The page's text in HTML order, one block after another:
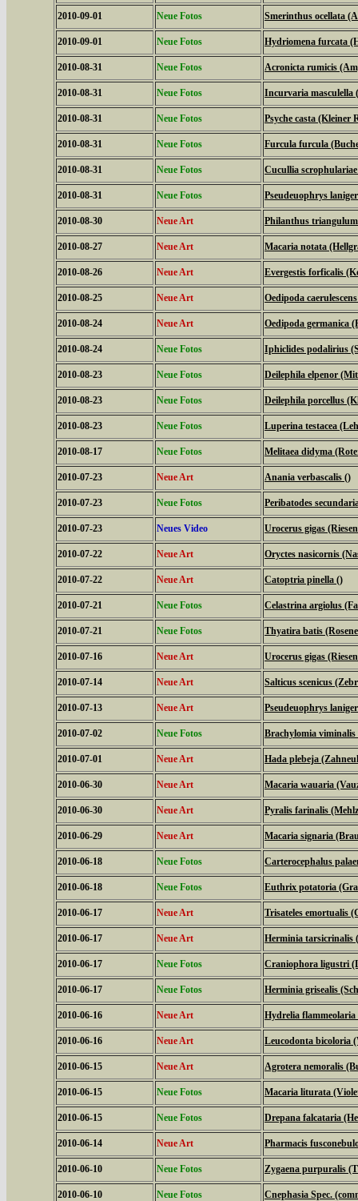
2010-09-01 Neue Fotos Smerinthus ocellata
2010-09-01 Neue Fotos Hydriomena furcata
2010-08-31 Neue Fotos Acronicta rumicis
2010-08-31 Neue Fotos Incurvaria masculella
2010-08-31 Neue Fotos Psyche casta (Kleiner
2010-08-31 Neue Fotos Furcula furcula
2010-08-31 Neue Fotos Cucullia
2010-08-31 Neue Fotos Pseudeuophrys
2010-08-30 Neue Art Philanthus
2010-08-27 Neue Art Macaria notata
2010-08-26 Neue Art Evergestis forficalis
2010-08-25 Neue Art Oedipoda
2010-08-24 Neue Art Oedipoda germanica
2010-08-24 Neue Fotos Iphiclides podalirius
2010-08-23 Neue Fotos Deilephila elpenor
2010-08-23 Neue Fotos Deilephila porcellus
2010-08-23 Neue Fotos Luperina testacea
2010-08-17 Neue Fotos Melitaea didyma
2010-07-23 Neue Art Anania verbascalis ()
2010-07-23 Neue Fotos Peribatodes
2010-07-23 Neues Video Urocerus gigas
2010-07-22 Neue Art Oryctes nasicornis
2010-07-22 Neue Art Catoptria pinella ()
2010-07-21 Neue Fotos Celastrina argiolus
2010-07-21 Neue Fotos Thyatira batis
2010-07-16 Neue Art Urocerus gigas
2010-07-14 Neue Art Salticus scenicus
2010-07-13 Neue Art Pseudeuophrys
2010-07-02 Neue Fotos Brachylomia viminalis
2010-07-01 Neue Art Hada plebeja
2010-06-30 Neue Art Macaria wauaria
2010-06-30 Neue Art Pyralis farinalis
2010-06-29 Neue Art Macaria signaria
2010-06-18 Neue Fotos Carterocephalus
2010-06-18 Neue Fotos Euthrix potatoria
2010-06-17 Neue Art Trisateles emortualis
2010-06-17 Neue Art Herminia tarsicrinalis
2010-06-17 Neue Fotos Craniophora ligustri
2010-06-17 Neue Fotos Herminia grisealis
2010-06-16 Neue Art Hydrelia
2010-06-16 Neue Art Leucodonta bicoloria
2010-06-15 Neue Art Agrotera nemoralis
2010-06-15 Neue Fotos Macaria liturata
2010-06-15 Neue Fotos Drepana falcataria
2010-06-14 Neue Art Pharmacis
2010-06-10 Neue Fotos Zygaena purpuralis
2010-06-10 Neue Fotos Cnephasia Spec.